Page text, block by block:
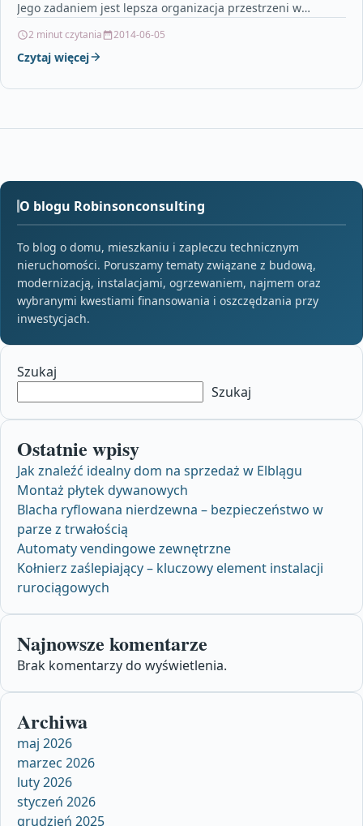
Jego zadaniem jest lepsza organizacja przestrzeni w
2 minut czytania 2014-06-05
Czytaj więcej
O blogu Robinsonconsulting
To blog o domu, mieszkaniu i zapleczu technicznym
nieruchomości. Poruszamy tematy związane z budową,
modernizacją, instalacjami, ogrzewaniem, najmem oraz
wybranymi kwestiami finansowania i oszczędzania przy
inwestycjach.
Szukaj
Szukaj
Ostatnie wpisy
Jak znaleźć idealny dom na sprzedaż w Elblągu
Montaż płytek dywanowych
Blacha ryflowana nierdzewna – bezpieczeństwo w
parze z trwałością
Automaty vendingowe zewnętrzne
Kołnierz zaślepiający – kluczowy element instalacji
rurociągowych
Najnowsze komentarze
Brak komentarzy do wyświetlenia.
Archiwa
maj 2026
marzec 2026
luty 2026
styczeń 2026
grudzień 2025